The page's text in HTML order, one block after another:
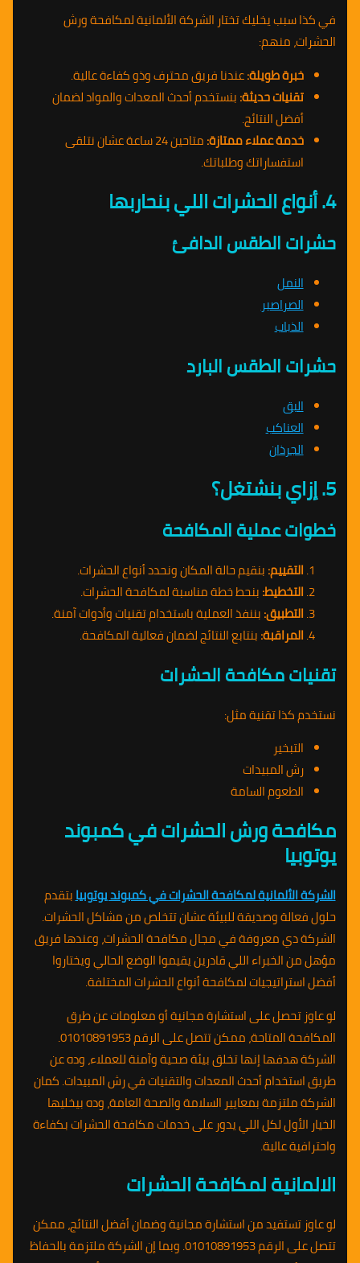
في كذا سبب يخليك تختار الشركة الألمانية لمكافحة ورش
الحشرات، منهم:
خبرة طويلة:عندنا فريق محترف وذو كفاءة عالية.
تقنيات حديثة:بنستخدم أحدث المعدات والمواد لضمان
أفضل النتائج.
خدمة عملاء ممتازة:
متاحين 24 ساعة عشان نتلقى
استفساراتك وطلباتك.
4. أنواع الحشرات اللي بنحاربها
حشرات الطقس الدافئ
النمل
الصراصير
الذباب
حشرات الطقس البارد
البق
العناكب
الجرذان
5. إزاي بنشتغل؟
خطوات عملية المكافحة
التقييم:بنقيم حالة المكان ونحدد أنواع الحشرات.
التخطيط:بنحط خطة مناسبة لمكافحة الحشرات.
التطبيق:بننفذ العملية باستخدام تقنيات وأدوات آمنة.
المراقبة:بنتابع النتائج لضمان فعالية المكافحة.
تقنيات مكافحة الحشرات
نستخدم كذا تقنية مثل:
التبخير
رش المبيدات
الطعوم السامة
مكافحة ورش الحشرات في كمبوند
يوتوبيا
الشركة الألمانية لمكافحة الحشرات في كمبوند يوتوبيابتقدم
حلول فعالة وصديقة للبيئة عشان تتخلص من مشاكل الحشرات.
الشركة دي معروفة في مجال مكافحة الحشرات، وعندها فريق
مؤهل من الخبراء اللي قادرين يقيموا الوضع الحالي ويختاروا
أفضل استراتيجيات لمكافحة أنواع الحشرات المختلفة.
لو عاوز تحصل على استشارة مجانية أو معلومات عن طرق
المكافحة المتاحة، ممكن تتصل على الرقم 01010891953.
الشركة هدفها إنها تخلق بيئة صحية وآمنة للعملاء، وده عن
طريق استخدام أحدث المعدات والتقنيات في رش المبيدات. كمان
الشركة ملتزمة بمعايير السلامة والصحة العامة، وده بيخليها
الخيار الأول لكل اللي يدور على خدمات مكافحة الحشرات بكفاءة
واحترافية عالية.
الالمانية لمكافحة الحشرات
لو عاوز تستفيد من استشارة مجانية وضمان أفضل النتائج، ممكن
تتصل على الرقم 01010891953. وبما إن الشركة ملتزمة بالحفاظ